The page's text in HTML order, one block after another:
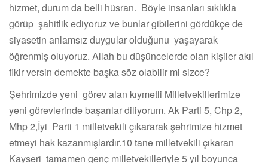
hizmet, durum da belli hüsran. Böyle insanları sıklıkla
görüp şahitlik ediyoruz ve bunlar gibilerini gördükçe de
siyasetin anlamsız duygular olduğunu yaşayarak
öğrenmiş oluyoruz. Allah bu düşüncelerde olan kişiler akıl
fikir versin demekte başka söz olabilir mi sizce?
Şehrimizde yeni görev alan kıymetli Milletvekillerimize
yeni görevlerinde başarılar diliyorum. Ak Parti 5, Chp 2,
Mhp 2,İyi Parti 1 milletvekili çıkararak şehrimize hizmet
etmeyi hak kazanmışlardır.10 tane milletvekili çıkaran
Kayseri tamamen genç milletvekilleriyle 5 yıl boyunca